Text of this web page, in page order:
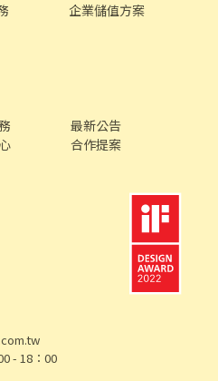
企業儲值方案
最新公告
合作提案
- 18：00